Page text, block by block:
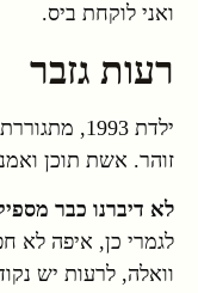
ואני לוקחת ביס.
רעות גזבר
ילדת 1993,
זוהר. אשת תוכן
לא דיברנו כבר
לגמרי כן, איפה לא
וואלה, לרעות יש